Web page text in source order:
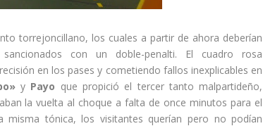
torrejoncillano, los cuales a partir de ahora deberían
con un doble-penalti. El cuadro rosa
en los pases y cometiendo fallos inexplicables en
y Payo que propició el tercer tanto malpartideño,
la vuelta al choque a falta de once minutos para el
tónica, los visitantes querían pero no podían